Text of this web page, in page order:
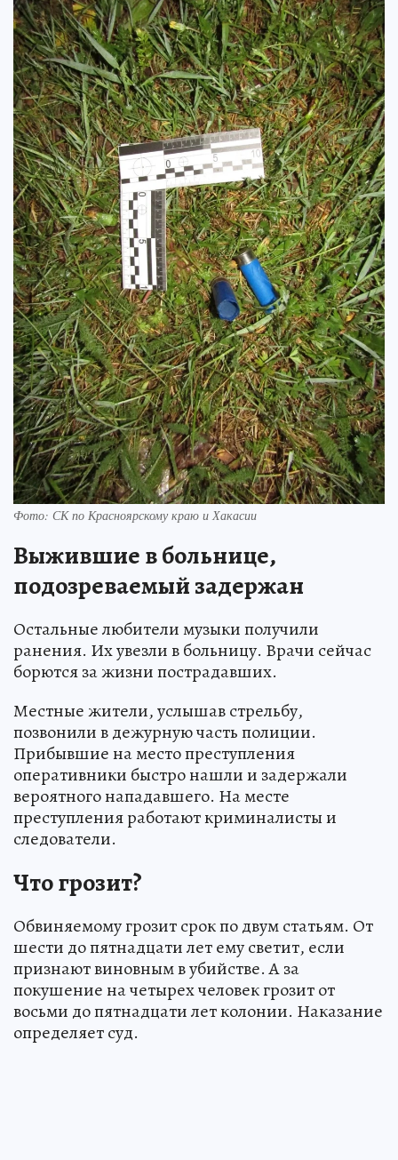
Фото: СК по Красноярскому краю и Хакасии
Выжившие в больнице,
подозреваемый задержан
Остальные любители музыки получили
ранения. Их увезли в больницу. Врачи сейчас
борются за жизни пострадавших.
Местные жители, услышав стрельбу,
позвонили в дежурную часть полиции.
Прибывшие на место преступления
оперативники быстро нашли и задержали
вероятного нападавшего. На месте
преступления работают криминалисты и
следователи.
Что грозит?
Обвиняемому грозит срок по двум статьям. От
шести до пятнадцати лет ему светит, если
признают виновным в убийстве. А за
покушение на четырех человек грозит от
восьми до пятнадцати лет колонии. Наказание
определяет суд.